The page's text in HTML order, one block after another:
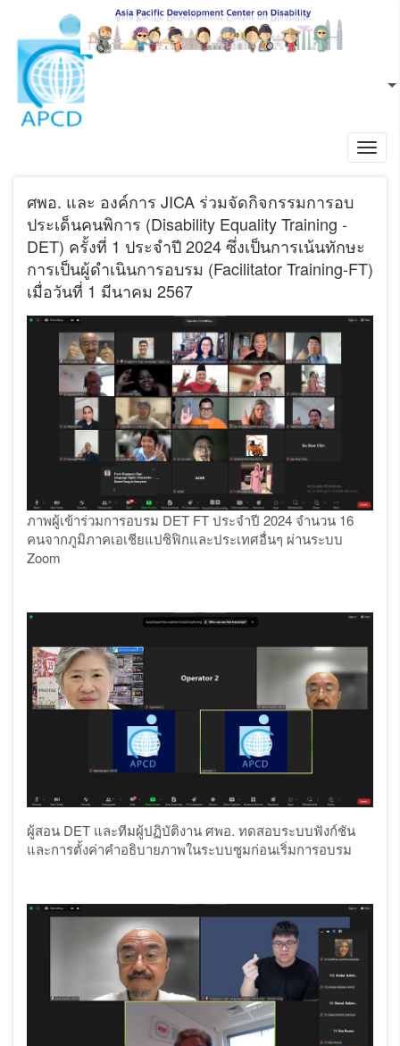
ข้ามไปยังเนื้อหาหลัก
TH
ศพอ. และ องค์การ JICA ร่วมจัดกิจกรรมการอบ
ประเด็นคนพิการ (Disability Equality Training -
DET) ครั้งที่ 1 ประจำปี 2024 ซึ่งเป็นการเน้นทักษะ
การเป็นผู้ดำเนินการอบรม (Facilitator Training-FT)
เมื่อวันที่ 1 มีนาคม 2567
ภาพผู้เข้าร่วมการอบรม DET FT ประจำปี 2024 จำนวน 16
คนจากภูมิภาคเอเชียแปซิฟิกและประเทศอื่นๆ ผ่านระบบ
Zoom
ผู้สอน DET และทีมผู้ปฏิบัติงาน ศพอ. ทดสอบระบบฟังก์ชัน
และการตั้งค่าคำอธิบายภาพในระบบซูมก่อนเริ่มการอบรม